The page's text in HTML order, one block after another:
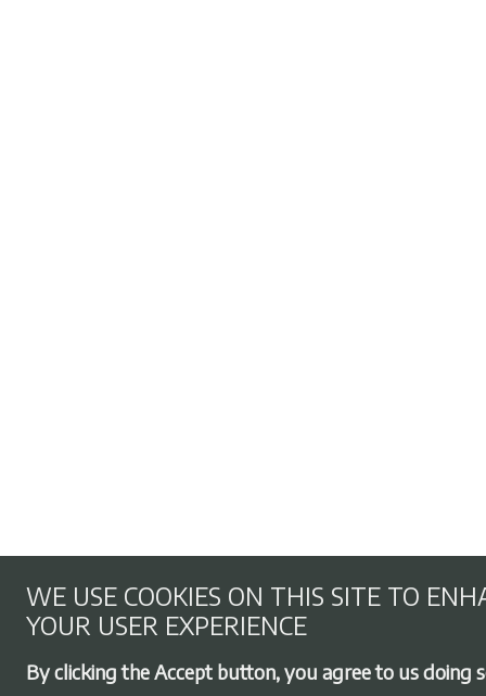
WE USE COOKIES ON THIS SITE TO
YOUR USER EXPERIENCE
By clicking the Accept button, you agree to us doing